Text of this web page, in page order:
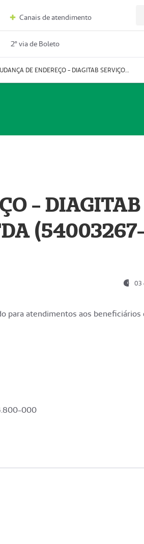
Canais de atendimento
2º via de Boleto
MUDANÇA DE ENDEREÇO - DIAGITAB SERVIÇOS MÉDICOS LTDA (54003267-5)
- DIAGITAB
03
para atendimentos aos beneficiários
000